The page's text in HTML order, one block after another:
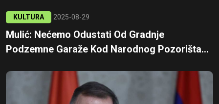
KULTURA 2025-08-29
Mulić: Nećemo Odustati Od Gradnje
Podzemne Garaže Kod Narodnog Pozorišta...